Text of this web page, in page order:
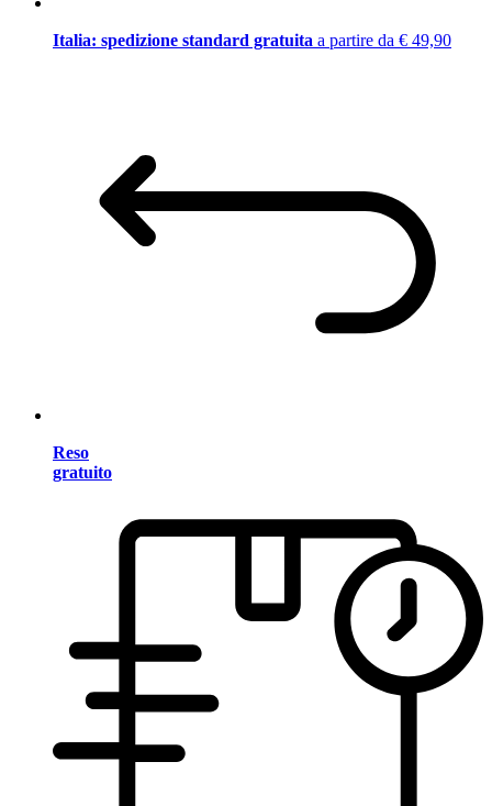
Italia: spedizione standard gratuita a partire da € 49,90
Reso
gratuito